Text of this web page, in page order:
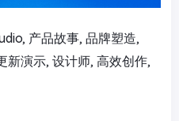
产品故事, 品牌塑造,
新演示, 设计师, 高效创作,